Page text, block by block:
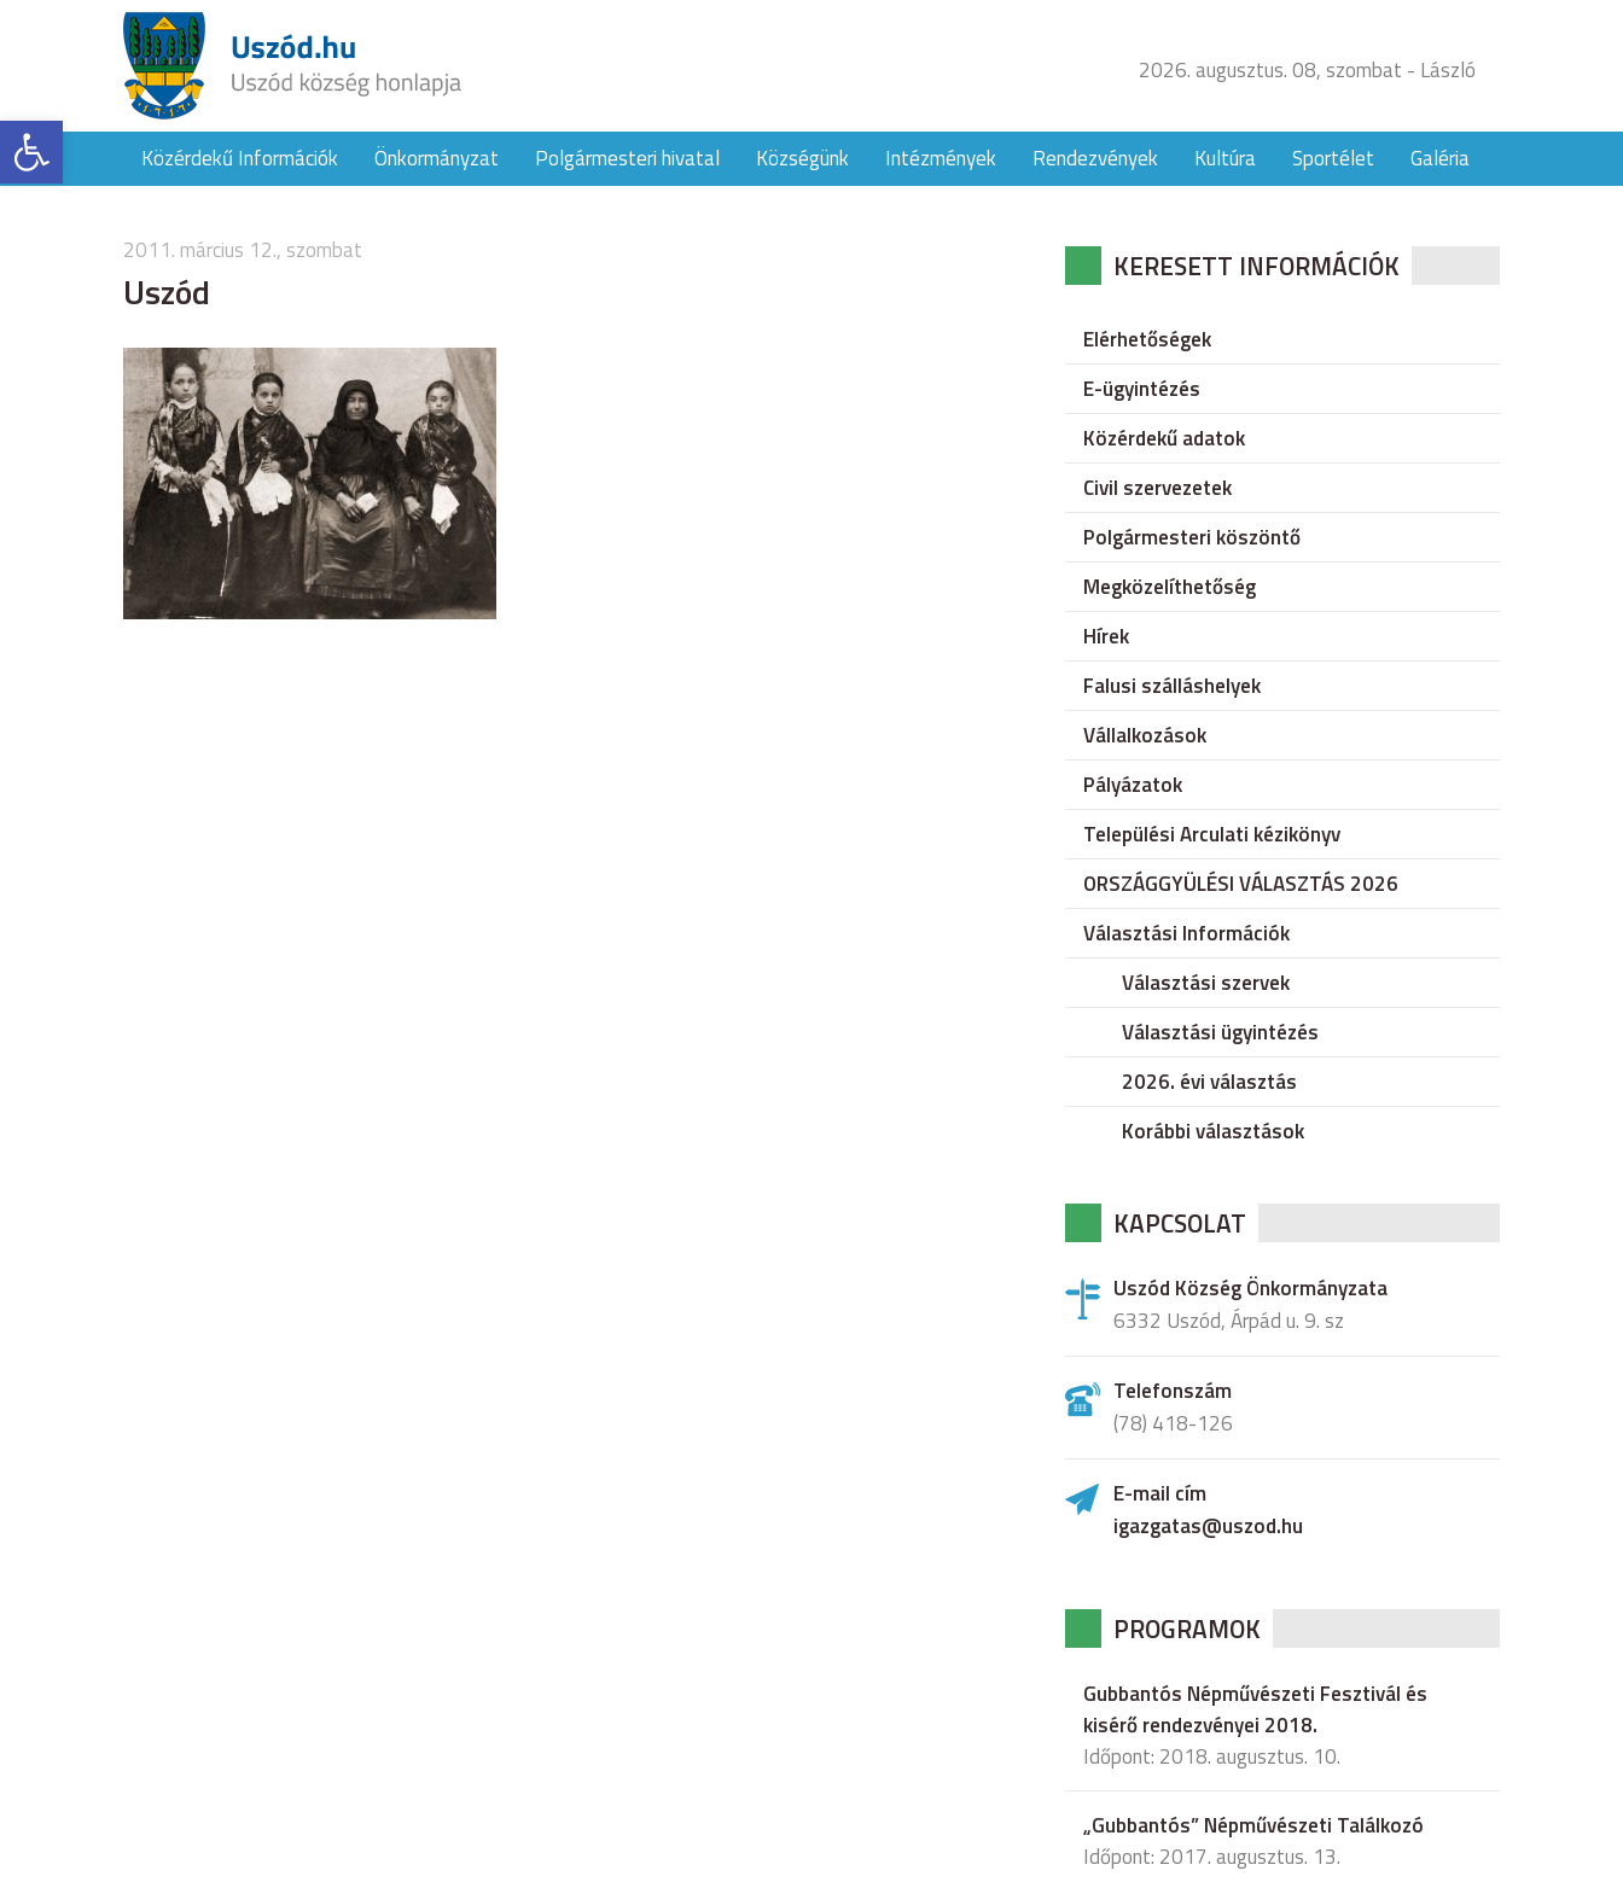
Eszköztár megnyitása
2026. augusztus. 08, szombat - László
Közérdekű Információk Önkormányzat Polgármesteri hivatal Községünk Intézmények Rendezvények Kultúra Sportélet Galéria
2011. március 12., szombat
Uszód KERESETT INFORMÁCIÓK
Elérhetőségek
E-ügyintézés
Közérdekű adatok
Civil szervezetek
Polgármesteri köszöntő
Megközelíthetőség
Hírek
Falusi szálláshelyek
Vállalkozások
Pályázatok
Települési Arculati kézikönyv
ORSZÁGGYÜLÉSI VÁLASZTÁS 2026
Választási Információk
Választási szervek
Választási ügyintézés
2026. évi választás
Korábbi választások
KAPCSOLAT
Uszód Község Önkormányzata
6332 Uszód, Árpád u. 9. sz
Telefonszám
(78) 418-126
E-mail cím
igazgatas@uszod.hu
PROGRAMOK
Gubbantós Népművészeti Fesztivál és
kisérő rendezvényei 2018.
Időpont: 2018. augusztus. 10.
„Gubbantós” Népművészeti Találkozó
Időpont: 2017. augusztus. 13.